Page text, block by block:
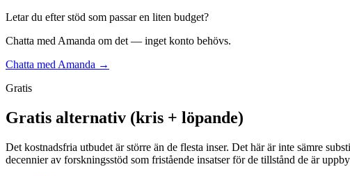
Letar du efter stöd som passar en liten budget?
Chatta med Amanda om det — inget konto behövs.
Chatta med Amanda →
Gratis
Gratis alternativ (kris + löpande)
Det kostnadsfria utbudet är större än de flesta inser. Det här är inte sämre
decennier av forskningsstöd som fristående insatser för de tillstånd de är